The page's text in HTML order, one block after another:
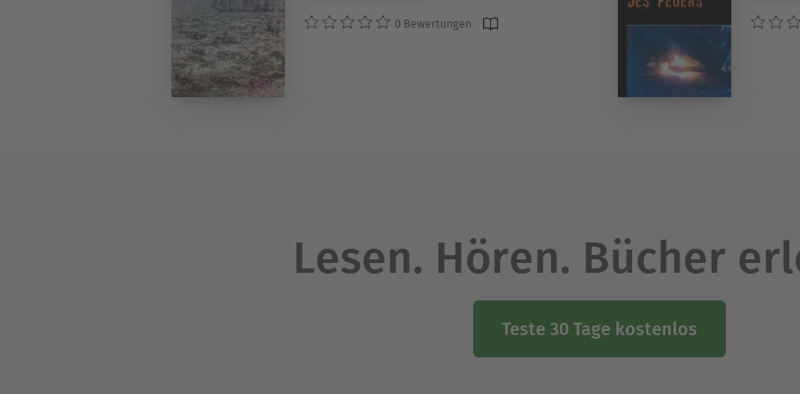
0 Bewertungen
Lesen. Hören. Bücher
Teste 30 Tage kostenlos